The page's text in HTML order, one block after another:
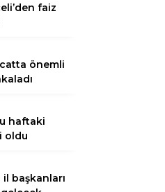
faiz
önemli
haftaki
oldu
il başkanları